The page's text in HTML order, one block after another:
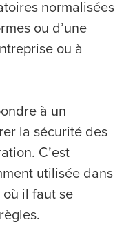
normalisées
ou d’une
ou à
à un
la sécurité des
C’est
utilisée dans
où il faut se